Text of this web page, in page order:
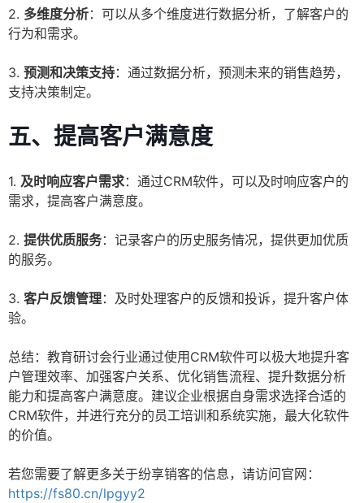
2. 多维度分析：可以从多个维度进行数据分析，了解客户的
行为和需求。
3. 预测和决策支持：通过数据分析，预测未来的销售趋势，
支持决策制定。
五、 提高客户满意度
1. 及时响应客户需求：通过CRM软件，可以及时响应客户的
需求，提高客户满意度。
2. 提供优质服务：记录客户的历史服务情况，提供更加优质
的服务。
3. 客户反馈管理：及时处理客户的反馈和投诉，提升客户体
验。
总结：教育研讨会行业通过使用CRM软件可以极大地提升客
户管理效率、加强客户关系、优化销售流程、提升数据分析
能力和提高客户满意度。建议企业根据自身需求选择合适的
CRM软件，并进行充分的员工培训和系统实施，最大化软件
的价值。
若您需要了解更多关于纷享销客的信息，请访问官网：
https://fs80.cn/lpgyy2